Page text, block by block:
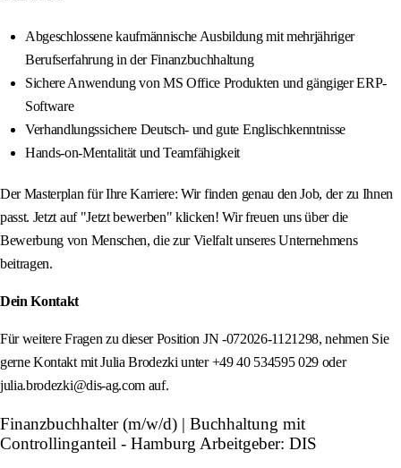
Abgeschlossene kaufmännische Ausbildung mit mehrjähriger
Berufserfahrung in der Finanzbuchhaltung
Sichere Anwendung von MS Office Produkten und gängiger ERP-
Software
Verhandlungssichere Deutsch- und gute Englischkenntnisse
Hands-on-Mentalität und Teamfähigkeit
Der Masterplan für Ihre Karriere: Wir finden genau den Job, der zu Ihnen
passt. Jetzt auf "Jetzt bewerben" klicken! Wir freuen uns über die
Bewerbung von Menschen, die zur Vielfalt unseres Unternehmens
beitragen.
Dein Kontakt
Für weitere Fragen zu dieser Position JN -072026-1121298, nehmen Sie
gerne Kontakt mit Julia Brodezki unter +49 40 534595 029 oder
julia.brodezki@dis-ag.com auf.
Finanzbuchhalter (m/w/d) | Buchhaltung mit
Controllinganteil - Hamburg Arbeitgeber: DIS